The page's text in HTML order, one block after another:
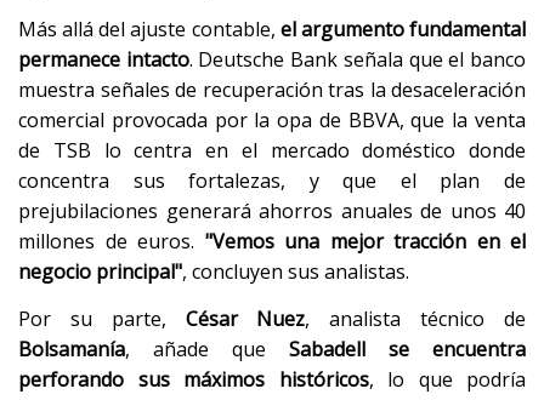
Más allá del ajuste contable, el argumento fundamental
permanece intacto. Deutsche Bank señala que el banco
muestra señales de recuperación tras la desaceleración
comercial provocada por la opa de BBVA, que la venta
de TSB lo centra en el mercado doméstico donde
concentra sus fortalezas, y que el plan de
prejubilaciones generará ahorros anuales de unos 40
millones de euros. "Vemos una mejor tracción en el
negocio principal", concluyen sus analistas.
Por su parte, César Nuez, analista técnico de
Bolsamanía, añade que Sabadell se encuentra
perforando sus máximos históricos, lo que podría